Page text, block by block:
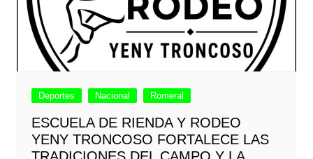
Deportes Nacional Romeral
ESCUELA DE RIENDA Y RODEO
YENY TRONCOSO FORTALECE LAS